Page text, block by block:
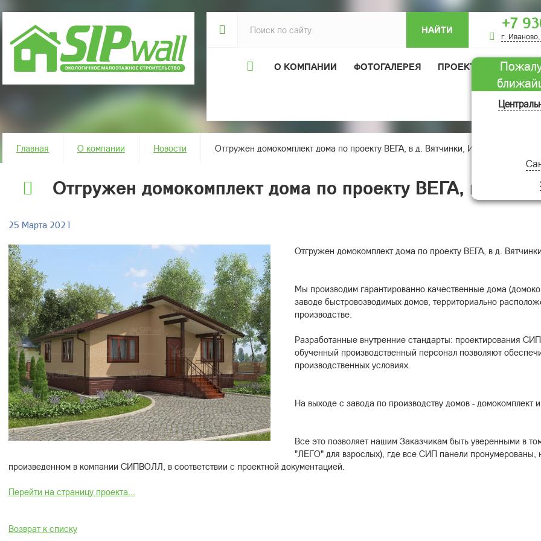
НАЙТИ +7
г.
О КОМПАНИИ ФОТОГАЛЕРЕЯ ПРОЕКТЫ ДОМОВ
ОТЗЫВЫ
Главная О компании Новости Отгружен домокомплект дома по проекту ВЕГА, в д. Вятчинки, Ивановской
Отгружен домокомплект дома по проекту ВЕГА, в д.
25 Марта 2021
Отгружен домокомплект дома по проекту ВЕГА, в д.
Мы производим гарантированно качественные дома
заводе быстровозводимых домов, территориально
производстве.
Разработанные внутренние стандарты: проектирования
обученный производственный персонал позволяют
производственных условиях.
На выходе с завода по производству домов - домокомплект
Все это позволяет нашим Заказчикам быть уверенными в
"ЛЕГО" для взрослых), где все СИП панели пронумерованы,
произведенном в компании СИПВОЛЛ, в соответствии с проектной документацией.
Перейти на страницу проекта...
Возврат к списку